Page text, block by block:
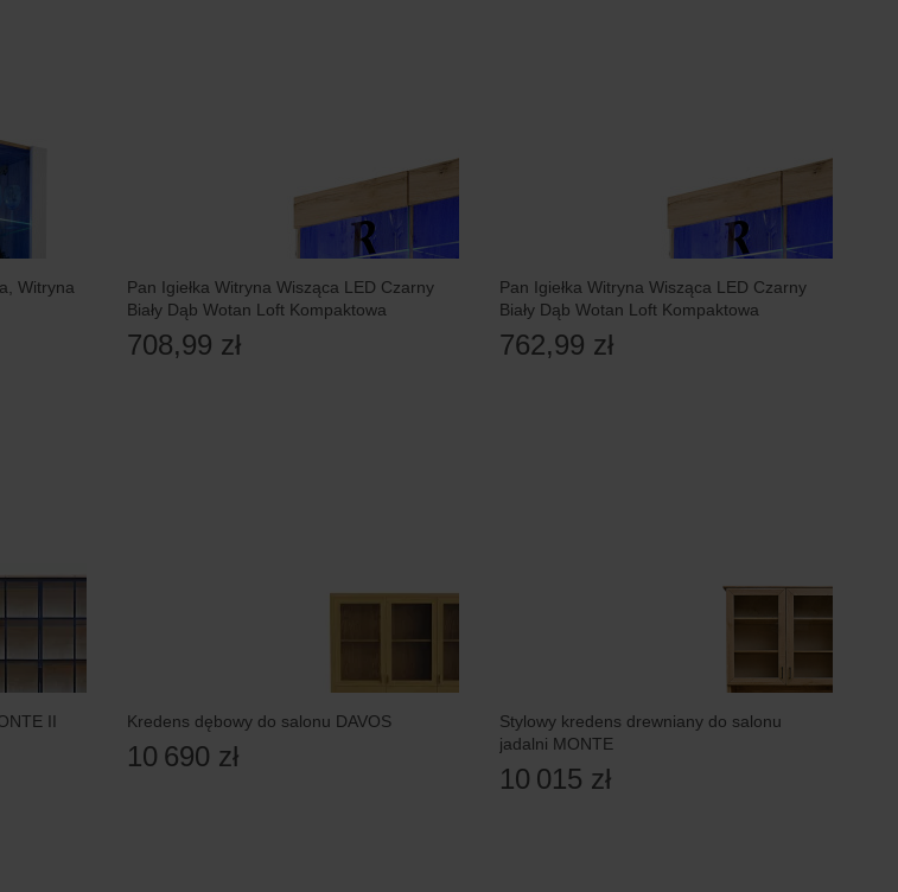
Witryna
Pan Igiełka Witryna Wisząca LED Czarny
Biały Dąb Wotan Loft Kompaktowa
708,99 zł
Pan Igiełka Witryna Wisząca LED Czarny
Biały Dąb Wotan Loft Kompaktowa
762,99 zł
II Kredens dębowy do salonu DAVOS
10 690 zł
Stylowy kredens drewniany do salonu
jadalni MONTE
10 015 zł